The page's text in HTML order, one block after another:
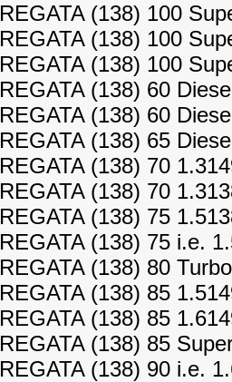
REGATA (138) 100
REGATA (138) 100
REGATA (138) 100
REGATA (138) 60
REGATA (138) 60
REGATA (138) 65
REGATA (138) 70
REGATA (138) 70
REGATA (138) 75
REGATA (138) 75 i.e.
REGATA (138) 80
REGATA (138) 85
REGATA (138) 85
REGATA (138) 85
REGATA (138) 90 i.e.